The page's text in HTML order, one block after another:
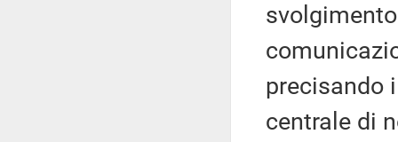
precisando
centrale di